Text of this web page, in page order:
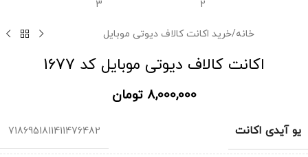
خانه/خرید اکانت کالاف دیوتی موبایل
اکانت کالاف دیوتی موبایل کد 1677
8,000,000 تومان
یو آیدی اکانت 7186951811411476482